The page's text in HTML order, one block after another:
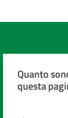
Quanto
questa